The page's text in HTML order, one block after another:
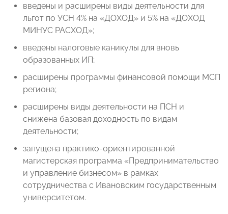
введены и расширены виды деятельности для
льгот по УСН 4% на «ДОХОД» и 5% на «ДОХОД
МИНУС РАСХОД»;
введены налоговые каникулы для вновь
образованных ИП;
расширены программы финансовой помощи МСП
региона;
расширены виды деятельности на ПСН и
снижена базовая доходность по видам
деятельности;
запущена практико-ориентированной
магистерская программа «Предпринимательство
и управление бизнесом» в рамках
сотрудничества с Ивановским государственным
университетом.